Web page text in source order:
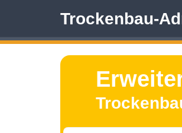
Trockenbau-